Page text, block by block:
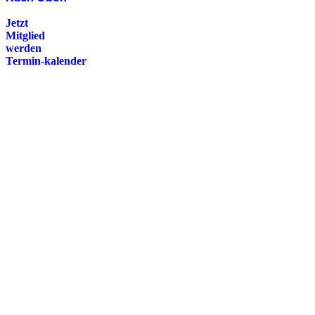
Jetzt
Mitglied
werden
Termin-kalender